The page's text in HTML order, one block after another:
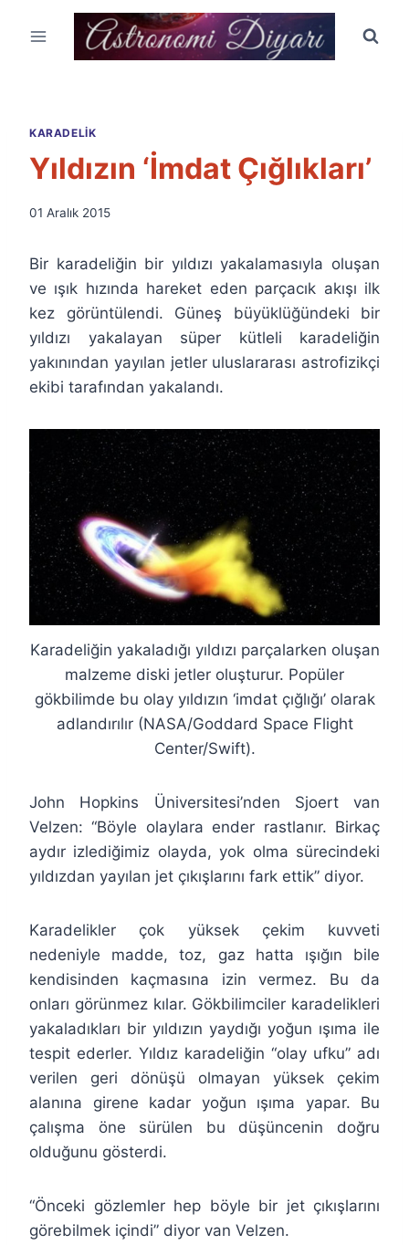
KARADELIK
Yıldızın ‘İmdat Çığlıkları’
By
Özyar
01 Aralık 2015
Bir karadeliğin bir yıldızı yakalamasıyla oluşan
ve ışık hızında hareket eden parçacık akışı ilk
kez görüntülendi. Güneş büyüklüğündeki bir
yıldızı yakalayan süper kütleli karadeliğin
yakınından yayılan jetler uluslararası astrofizikçi
ekibi tarafından yakalandı.
Karadeliğin yakaladığı yıldızı parçalarken oluşan
malzeme diski jetler oluşturur. Popüler
gökbilimde bu olay yıldızın ‘imdat çığlığı’ olarak
adlandırılır (NASA/Goddard Space Flight
Center/Swift).
John Hopkins Üniversitesi’nden Sjoert van
Velzen: “Böyle olaylara ender rastlanır. Birkaç
aydır izlediğimiz olayda, yok olma sürecindeki
yıldızdan yayılan jet çıkışlarını fark ettik” diyor.
Karadelikler çok yüksek çekim kuvveti
nedeniyle madde, toz, gaz hatta ışığın bile
kendisinden kaçmasına izin vermez. Bu da
onları görünmez kılar. Gökbilimciler karadelikleri
yakaladıkları bir yıldızın yaydığı yoğun ışıma ile
tespit ederler. Yıldız karadeliğin “olay ufku” adı
verilen geri dönüşü olmayan yüksek çekim
alanına girene kadar yoğun ışıma yapar. Bu
çalışma öne sürülen bu düşüncenin doğru
olduğunu gösterdi.
“Önceki gözlemler hep böyle bir jet çıkışlarını
görebilmek içindi” diyor van Velzen.